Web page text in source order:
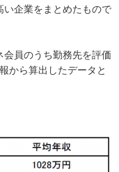
企業をまとめたもので
員のうち勤務先を評価
から算出したデータと